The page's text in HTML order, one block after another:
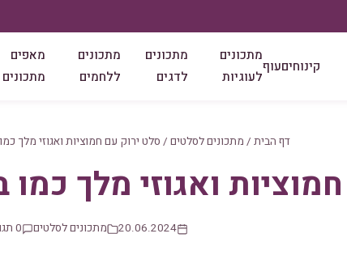
קינוחיםעוף
מתכונים
לעוגיות
מתכונים
לדגים
מתכונים
ללחמים
מאפים
מתכונים
דף הבית / מתכונים לסלטים /סלט ירוק עם חמוציות ואגוזי מלך
ואגוזי מלך
20.06.2024 מתכונים לסלטים 0 תגובות